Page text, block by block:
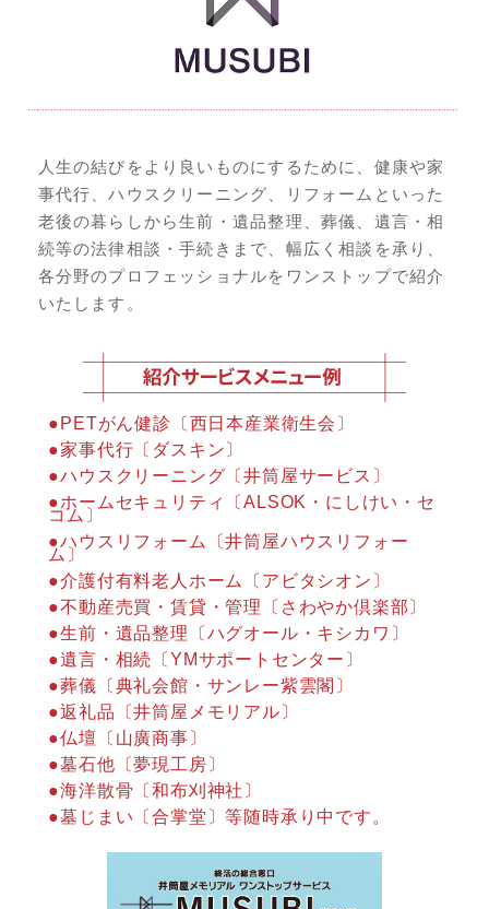
人生の結びをより良いものにするために、健康や家
事代行、ハウスクリーニング、リフォームといった
老後の暮らしから生前・遺品整理、葬儀、遺言・相
続等の法律相談・手続きまで、幅広く相談を承り、
各分野のプロフェッショナルをワンストップで紹介
いたします。
●PETがん健診〔西日本産業衛生会〕
●家事代行〔ダスキン〕
●ハウスクリーニング〔井筒屋サービス〕
●ホームセキュリティ〔ALSOK・にしけい・セ
コム〕
●ハウスリフォーム〔井筒屋ハウスリフォー
ム〕
●介護付有料老人ホーム〔アビタシオン〕
●不動産売買・賃貸・管理〔さわやか倶楽部〕
●生前・遺品整理〔ハグオール・キシカワ〕
●遺言・相続〔YMサポートセンター〕
●葬儀〔典礼会館・サンレー紫雲閣〕
●返礼品〔井筒屋メモリアル〕
●仏壇〔山廣商事〕
●墓石他〔夢現工房〕
●海洋散骨〔和布刈神社〕
●墓じまい〔合掌堂〕等随時承り中です。